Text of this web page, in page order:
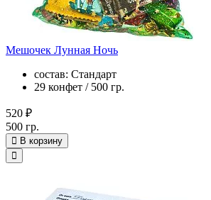
Мешочек Лунная Ночь
состав: Стандарт
29 конфет / 500 гр.
520 ₽
500 гр.
В корзину